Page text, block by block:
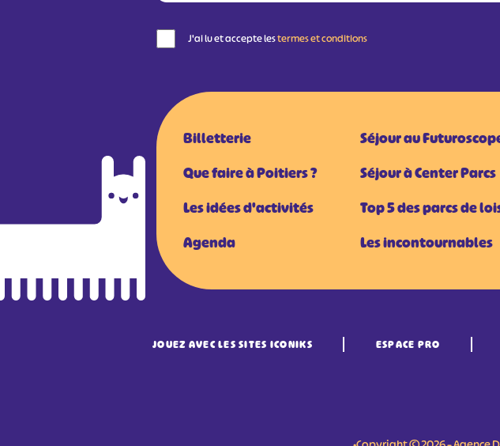
J'ai lu et accepte lestermes et conditions
Billetterie
Que faire à Poitiers ?
Les idées d'activités
Agenda
Séjour au
Séjour à Center Parcs
Top 5 des parcs de
Les incontournables
JOUEZ AVEC LES SITES ICONIKS ESPACE PRO